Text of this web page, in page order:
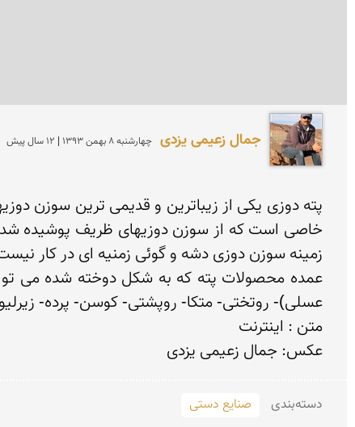
جمال زعیمی یزدی چهارشنبه 8 بهمن 1393 | 12 سال پیش
عکس: جمال زعیمی یزدی
دسته‌بندی صنایع دستی